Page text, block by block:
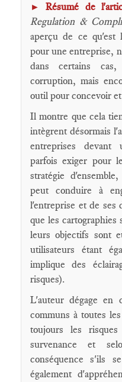
►Résumé de
Regulation &
aperçu de ce qu'est
pour une entreprise,
dans certains
corruption, mais
outil pour concevoir
Il montre que cela
intègrent désormais
entreprises devant
parfois exiger pour
stratégie
peut conduire à
l'entreprise et de ses
que les cartographies
leurs objectifs sont
utilisateurs étant
implique des
risques).
L'auteur dégage en
communs à toutes
toujours les
survenance et
conséquence s'ils
également